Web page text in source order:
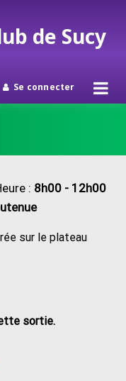
de Sucy
Se connecter
: 8h00 - 12h00
sur le plateau
sortie.